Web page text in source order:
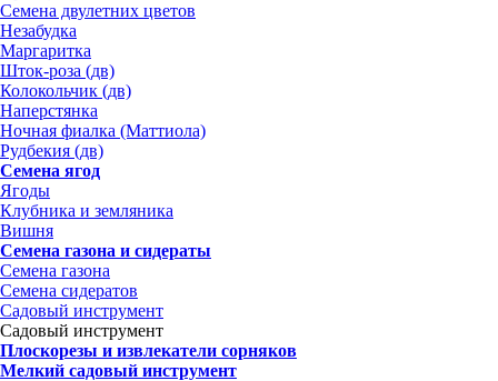
Семена двулетних цветов
Незабудка
Маргаритка
Шток-роза (дв)
Колокольчик (дв)
Наперстянка
Ночная фиалка (Маттиола)
Рудбекия (дв)
Семена ягод
Ягоды
Клубника и земляника
Вишня
Семена газона и сидераты
Семена газона
Семена сидератов
Садовый инструмент
Садовый инструмент
Плоскорезы и извлекатели сорняков
Мелкий садовый инструмент